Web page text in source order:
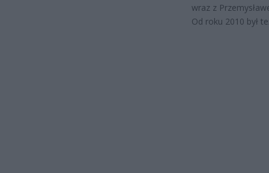
wraz z
Od roku 2010 był